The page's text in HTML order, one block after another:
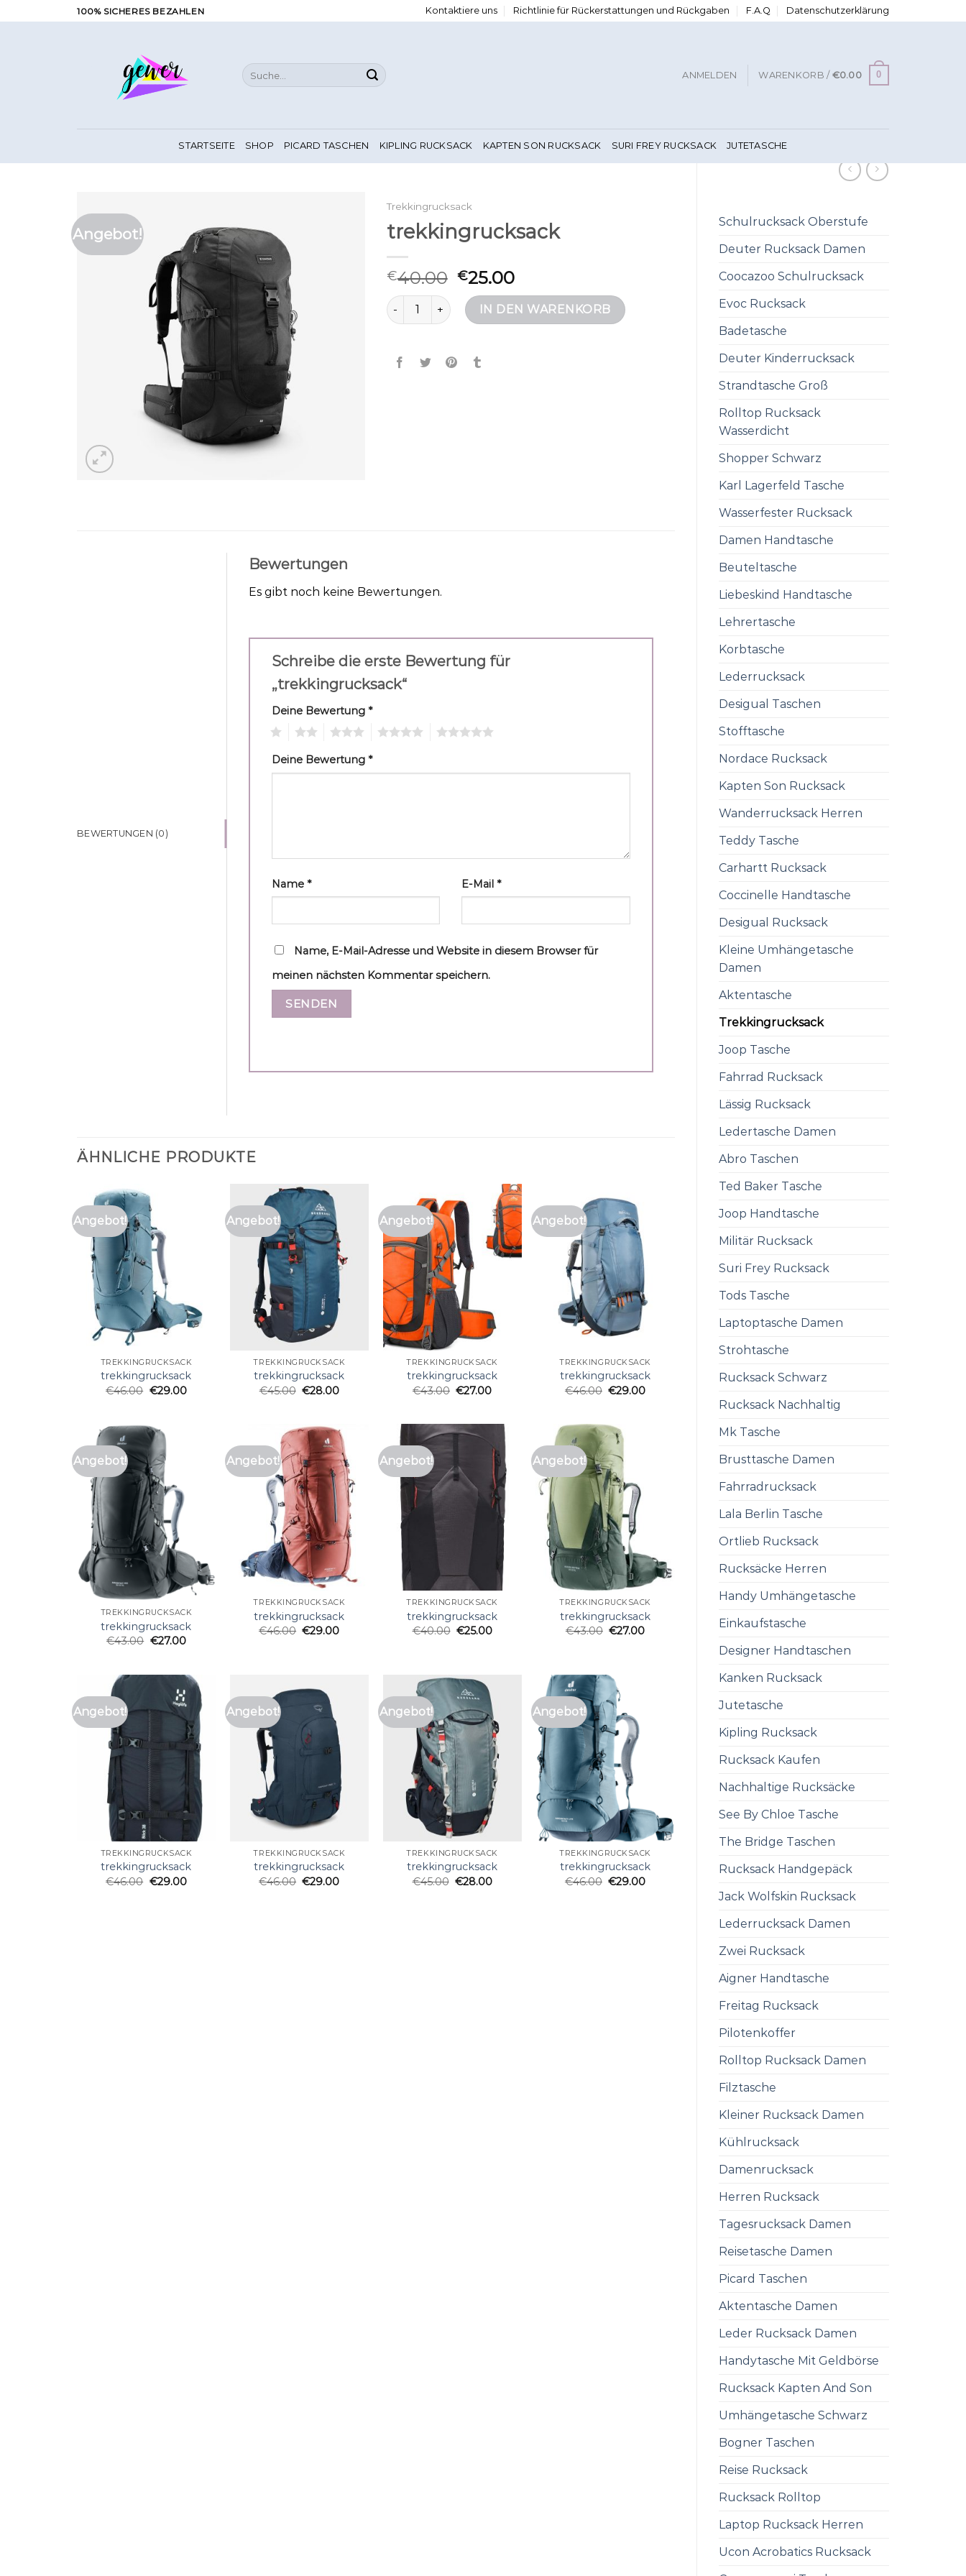
Inhalt
100% SICHERES BEZAHLEN Kontaktiere uns Richtlinie für Rückerstattungen und Rückgaben F.A.Q Datenschutzerklärung
Suche
nach:
ANMELDEN WARENKORB / €0.00 0
STARTSEITE SHOP PICARD TASCHEN KIPLING RUCKSACK KAPTEN SON RUCKSACK SURI FREY RUCKSACK JUTETASCHE
Schulrucksack Oberstufe
Deuter Rucksack Damen
Coocazoo Schulrucksack
Evoc Rucksack
Badetasche
Deuter Kinderrucksack
Strandtasche Groß
Rolltop Rucksack
Wasserdicht
Shopper Schwarz
Karl Lagerfeld Tasche
Wasserfester Rucksack
Damen Handtasche
Beuteltasche
Liebeskind Handtasche
Lehrertasche
Korbtasche
Lederrucksack
Desigual Taschen
Stofftasche
Nordace Rucksack
Kapten Son Rucksack
Wanderrucksack Herren
Teddy Tasche
Carhartt Rucksack
Coccinelle Handtasche
Desigual Rucksack
Kleine Umhängetasche
Damen
Aktentasche
Trekkingrucksack
Joop Tasche
Fahrrad Rucksack
Lässig Rucksack
Ledertasche Damen
Abro Taschen
Ted Baker Tasche
Joop Handtasche
Militär Rucksack
Suri Frey Rucksack
Tods Tasche
Laptoptasche Damen
Strohtasche
Rucksack Schwarz
Rucksack Nachhaltig
Mk Tasche
Brusttasche Damen
Fahrradrucksack
Lala Berlin Tasche
Ortlieb Rucksack
Rucksäcke Herren
Handy Umhängetasche
Einkaufstasche
Designer Handtaschen
Kanken Rucksack
Jutetasche
Kipling Rucksack
Rucksack Kaufen
Nachhaltige Rucksäcke
See By Chloe Tasche
The Bridge Taschen
Rucksack Handgepäck
Jack Wolfskin Rucksack
Lederrucksack Damen
Zwei Rucksack
Aigner Handtasche
Freitag Rucksack
Pilotenkoffer
Rolltop Rucksack Damen
Filztasche
Kleiner Rucksack Damen
Kühlrucksack
Damenrucksack
Herren Rucksack
Tagesrucksack Damen
Reisetasche Damen
Picard Taschen
Aktentasche Damen
Leder Rucksack Damen
Handytasche Mit Geldbörse
Rucksack Kapten And Son
Umhängetasche Schwarz
Bogner Taschen
Reise Rucksack
Rucksack Rolltop
Laptop Rucksack Herren
Ucon Acrobatics Rucksack
Angebot!
Trekkingrucksack
trekkingrucksack
€40.00 €25.00
trekkingrucksack MengeIN DEN WARENKORB
BEWERTUNGEN (0)
Bewertungen
Es gibt noch keine Bewertungen.
Schreibe die erste Bewertung für
„trekkingrucksack“
Deine Bewertung *
Deine Bewertung *
Name * E-Mail*
Name, E-Mail-Adresse und Website in diesem Browser für
meinen nächsten Kommentar speichern.
ÄHNLICHE PRODUKTE
Angebot!
TREKKINGRUCKSACK
trekkingrucksack
€46.00 €29.00
Angebot!
TREKKINGRUCKSACK
trekkingrucksack
€45.00 €28.00
Angebot!
TREKKINGRUCKSACK
trekkingrucksack
€43.00 €27.00
Angebot!
TREKKINGRUCKSACK
trekkingrucksack
€46.00 €29.00
Angebot!
TREKKINGRUCKSACK
trekkingrucksack
€43.00 €27.00
Angebot!
TREKKINGRUCKSACK
trekkingrucksack
€46.00 €29.00
Angebot!
TREKKINGRUCKSACK
trekkingrucksack
€40.00 €25.00
Angebot!
TREKKINGRUCKSACK
trekkingrucksack
€43.00 €27.00
Angebot!
TREKKINGRUCKSACK
trekkingrucksack
€46.00 €29.00
Angebot!
TREKKINGRUCKSACK
trekkingrucksack
€46.00 €29.00
Angebot!
TREKKINGRUCKSACK
trekkingrucksack
€45.00 €28.00
Angebot!
TREKKINGRUCKSACK
trekkingrucksack
€46.00 €29.00